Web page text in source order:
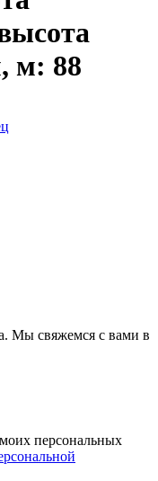
м: 88
Мы свяжемся с вами в
персональных